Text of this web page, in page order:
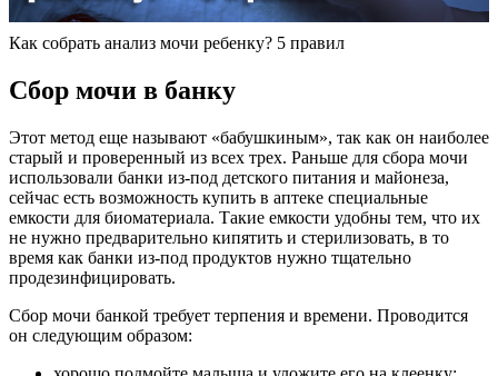
Как собрать анализ мочи ребенку? 5 правил
Сбор мочи в банку
Этот метод еще называют «бабушкиным», так как он наиболее
старый и проверенный из всех трех. Раньше для сбора мочи
использовали банки из-под детского питания и майонеза,
сейчас есть возможность купить в аптеке специальные
емкости для биоматериала. Такие емкости удобны тем, что их
не нужно предварительно кипятить и стерилизовать, в то
время как банки из-под продуктов нужно тщательно
продезинфицировать.
Сбор мочи банкой требует терпения и времени. Проводится
он следующим образом: